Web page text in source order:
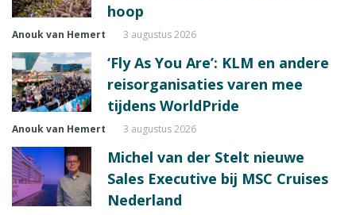
hoop
Anouk van Hemert 3 augustus 2026
‘Fly As You Are’: KLM en andere
reisorganisaties varen mee
tijdens WorldPride
Anouk van Hemert 3 augustus 2026
Michel van der Stelt nieuwe
Sales Executive bij MSC Cruises
Nederland